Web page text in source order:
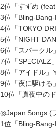
2位「すずめ
3位「Bling-
4位「TOKYO
5位「NIGHT
6位「スパークル
7位「SPECIALZ
8位「アイドル」
9位「夜に駆ける
10位「真夜中の
◎Japan Songs (
1位「Bling-